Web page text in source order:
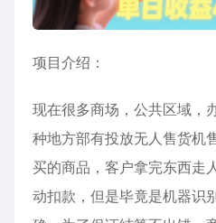
项目介绍：
现在很多商场，公共区域，
种地方部有投放无人售货机
买的商品，客户拿完东西走
动扣款，但是毕竟是机器识